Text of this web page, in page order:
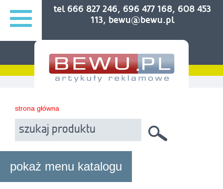
tel 666 827 246, 696 477 168, 608 453
113, bewu@bewu.pl
strona główna
pokaż menu katalogu